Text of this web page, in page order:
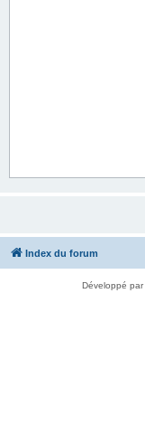
Index du forum
Développé par